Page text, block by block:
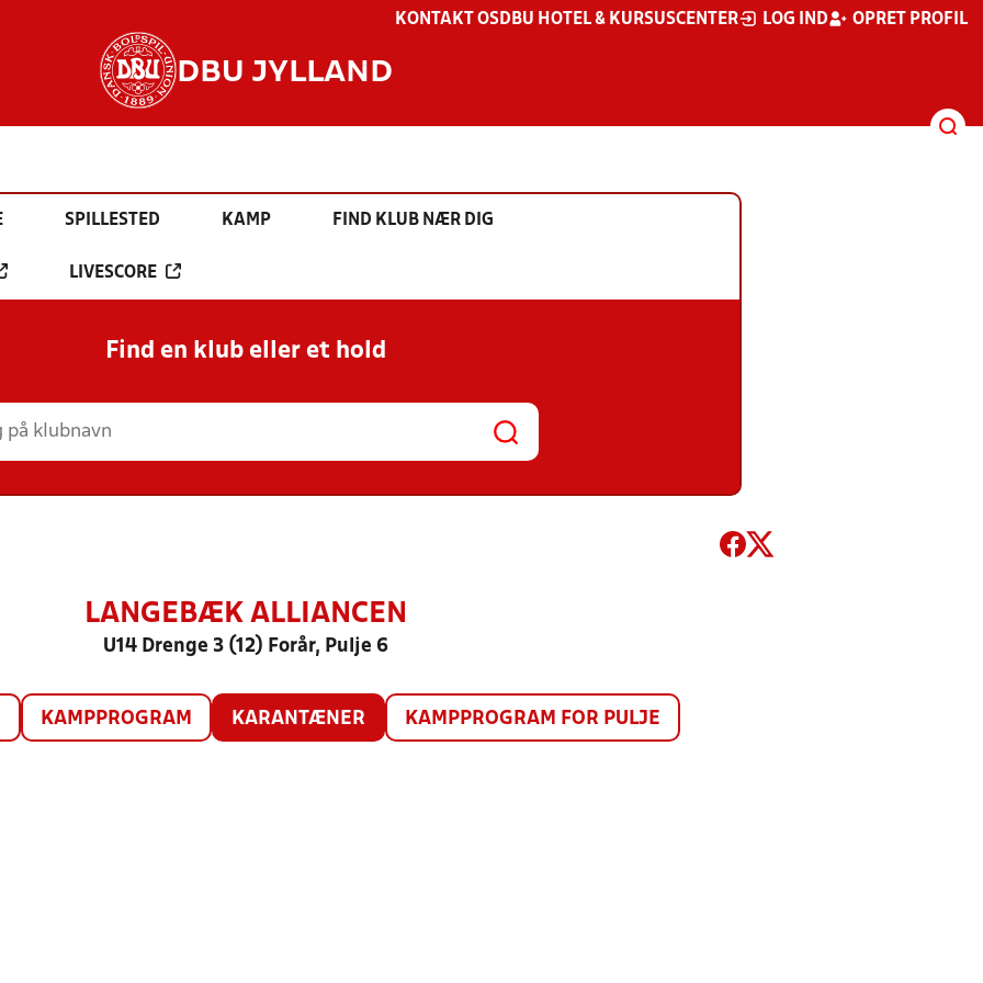
KONTAKT OS DBU HOTEL & KURSUSCENTER LOG IND OPRET PROFIL
DBU JYLLAND
SPILLESTED KAMP FIND KLUB NÆR DIG
LIVESCORE
Find en klub eller et hold
LANGEBÆK ALLIANCEN
U14 Drenge 3 (12) Forår, Pulje 6
KAMPPROGRAM KARANTÆNER KAMPPROGRAM FOR PULJE